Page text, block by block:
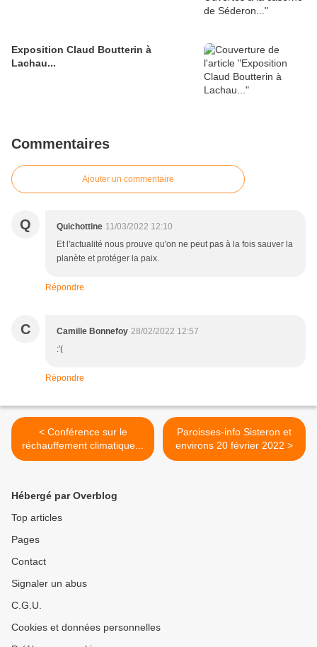
Exposition Claud Boutterin à
Lachau...
Commentaires
Ajouter un commentaire
Q Quichottine 11/03/2022 12:10
Et l'actualité nous prouve qu'on ne peut pas à la fois sauver la
planète et protéger la paix.
Répondre
C Camille Bonnefoy 28/02/2022 12:57
:'(
Répondre
< Conférence sur le
réchauffement climatique...
Paroisses-info Sisteron et
environs 20 février 2022 >
Hébergé par Overblog
Top articles
Pages
Contact
Signaler un abus
C.G.U.
Cookies et données personnelles